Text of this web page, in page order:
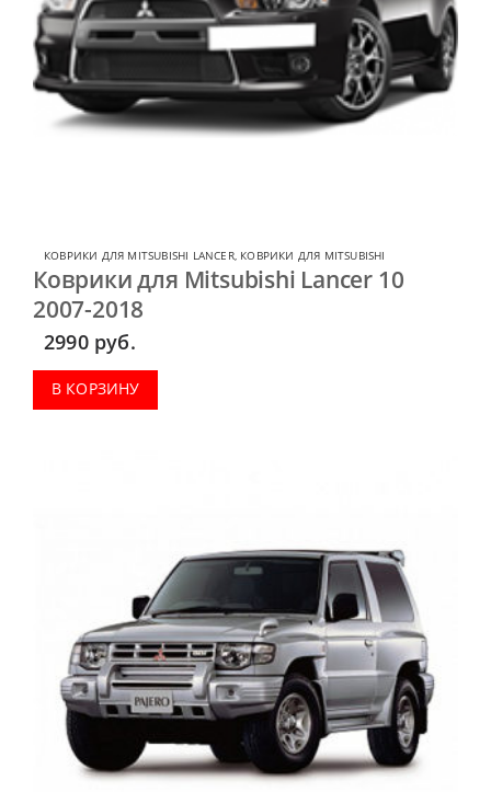
КОВРИКИ ДЛЯ MITSUBISHI LANCER, КОВРИКИ ДЛЯ MITSUBISHI
Коврики для Mitsubishi Lancer 10
2007-2018
2990 руб.
В КОРЗИНУ